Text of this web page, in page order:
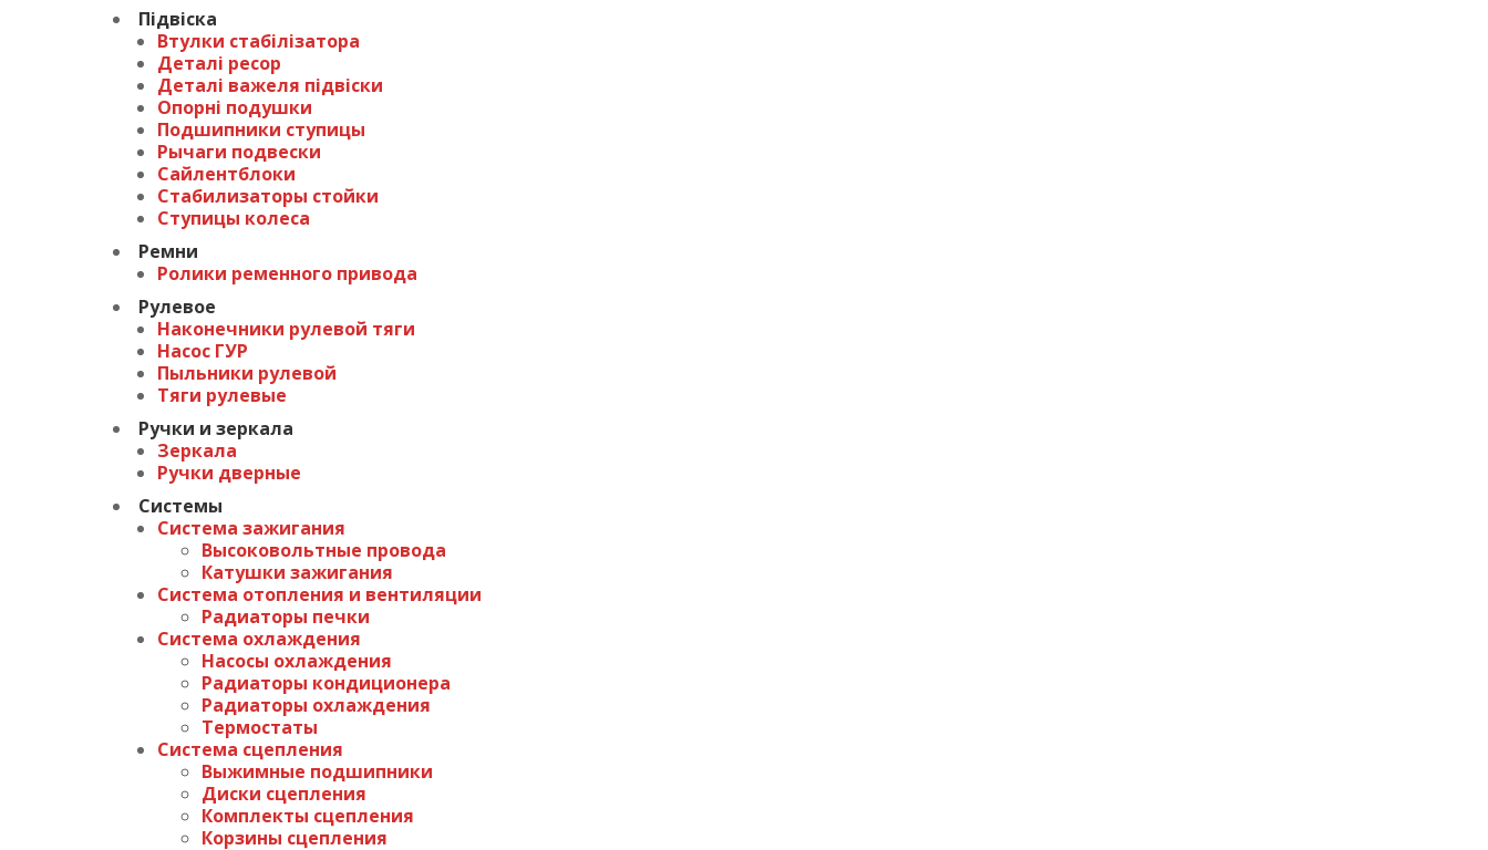
Підвіска
Втулки стабілізатора
Деталі ресор
Деталі важеля підвіски
Опорні подушки
Подшипники ступицы
Рычаги подвески
Сайлентблоки
Стабилизаторы стойки
Ступицы колеса
Ремни
Ролики ременного привода
Рулевое
Наконечники рулевой тяги
Насос ГУР
Пыльники рулевой
Тяги рулевые
Ручки и зеркала
Зеркала
Ручки дверные
Системы
Система зажигания
Высоковольтные провода
Катушки зажигания
Система отопления и вентиляции
Радиаторы печки
Система охлаждения
Насосы охлаждения
Радиаторы кондиционера
Радиаторы охлаждения
Термостаты
Система сцепления
Выжимные подшипники
Диски сцепления
Комплекты сцепления
Корзины сцепления